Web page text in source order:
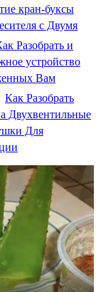
кран-буксы
с Двумя
Разобрать и
устройство
Вам
Как Разобрать
Двухвентильные
Для